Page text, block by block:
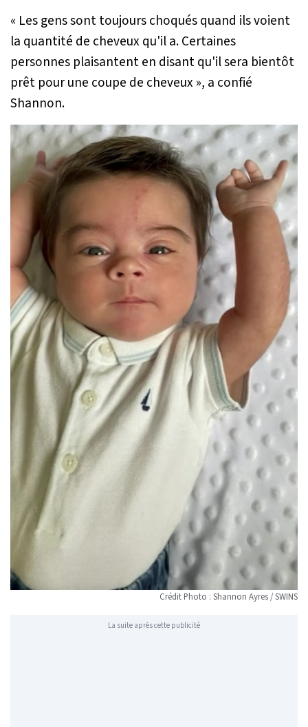
« Les gens sont toujours choqués quand ils voient
la quantité de cheveux qu'il a. Certaines
personnes plaisantent en disant qu'il sera bientôt
prêt pour une coupe de cheveux », a confié
Shannon.
Crédit Photo : Shannon Ayres / SWINS
La suite après cette publicité